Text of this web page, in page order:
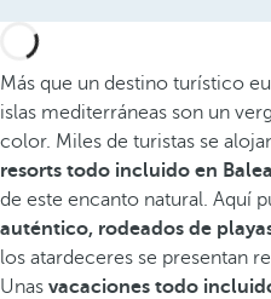
Más que un destino turístico
islas mediterráneas son un
color. Miles de turistas se
resorts todo incluido en
de este encanto natural. Aquí
auténtico, rodeados de
los atardeceres se presentan
Unas vacaciones todo